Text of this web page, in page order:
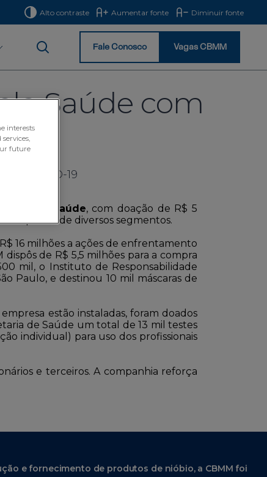
Alto contraste Aumentar fonte Diminuir fonte
Início Fale Conosco Vagas CBMM
Saúde com
da COVID-19
pela Saúde, com doação de R$ 5
empresas de diversos segmentos.
16 milhões a ações de enfrentamento
dispôs de R$ 5,5 milhões para a compra
mil, o Instituto de Responsabilidade
Paulo, e destinou 10 mil máscaras de
estão instaladas, foram doados
de Saúde um total de 13 mil testes
individual) para uso dos profissionais
e terceiros. A companhia reforça
e fornecimento de produtos de nióbio, a CBMM foi
interests
future